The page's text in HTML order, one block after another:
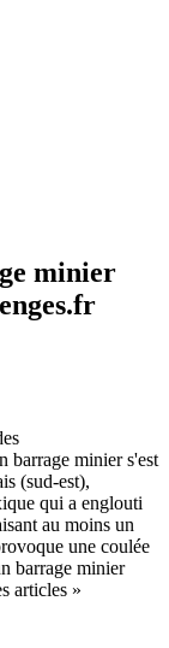
minier
barrage minier s'est
(sud-est),
qui a englouti
au moins un
une coulée
barrage minier
articles »